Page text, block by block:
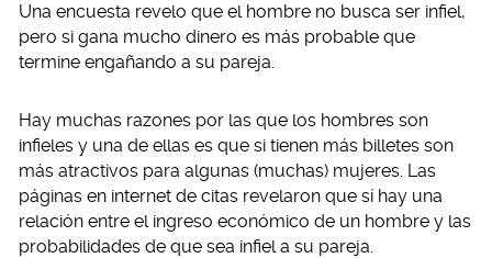
Una encuesta revelo que el hombre no busca ser infiel,
pero si gana mucho dinero es más probable que
termine engañando a su pareja.
Hay muchas razones por las que los hombres son
infieles y una de ellas es que si tienen más billetes son
más atractivos para algunas (muchas) mujeres. Las
páginas en internet de citas revelaron que sí hay una
relación entre el ingreso económico de un hombre y las
probabilidades de que sea infiel a su pareja.